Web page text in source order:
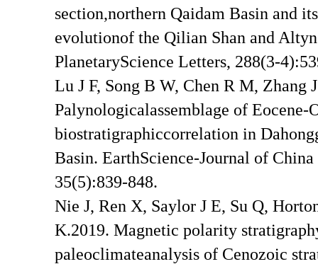
section,northern Qaidam Basin and
evolutionof the Qilian Shan and
PlanetaryScience Letters, 288(3-
Lu J F, Song B W, Chen R M, Zhang
Palynologicalassemblage of
biostratigraphiccorrelation in
Basin. EarthScience-Journal of
35(5):839-848.
Nie J, Ren X, Saylor J E, Su Q,
K.2019. Magnetic polarity
paleoclimateanalysis of Cenozoic